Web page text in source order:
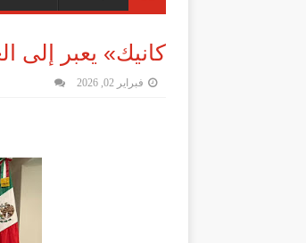
كانيك» يعبر إلى
فبراير 02, 2026